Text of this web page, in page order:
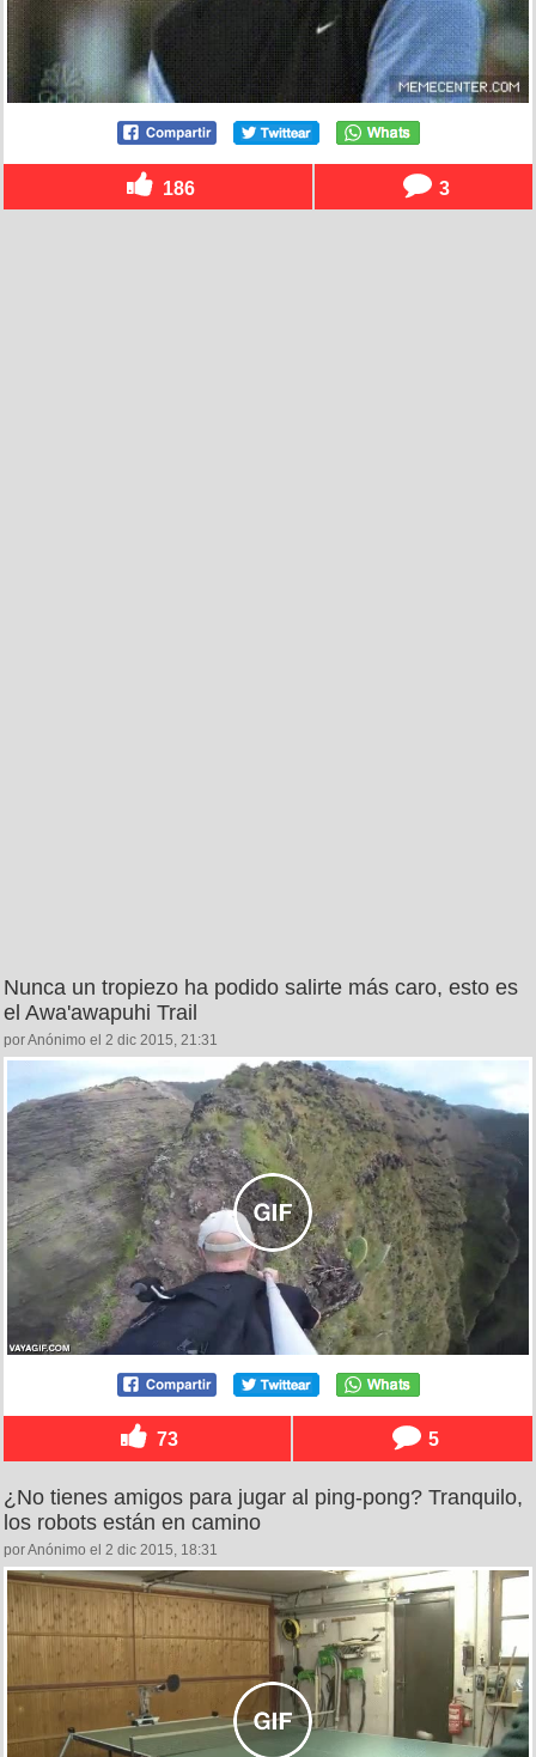
186 3
Nunca un tropiezo ha podido salirte más caro, esto es
el Awa'awapuhi Trail
por Anónimo el 2 dic 2015, 21:31
73 5
¿No tienes amigos para jugar al ping-pong? Tranquilo,
los robots están en camino
por Anónimo el 2 dic 2015, 18:31